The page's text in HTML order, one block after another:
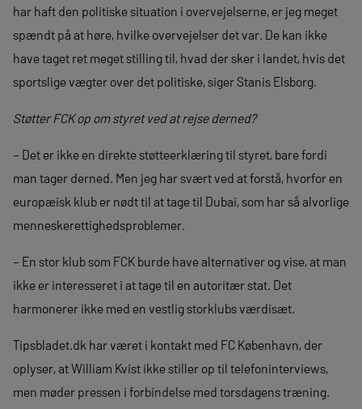
har haft den politiske situation i overvejelserne, er jeg meget
spændt på at høre, hvilke overvejelser det var. De kan ikke
have taget ret meget stilling til, hvad der sker i landet, hvis det
sportslige vægter over det politiske, siger Stanis Elsborg.
Støtter FCK op om styret ved at rejse derned?
– Det er ikke en direkte støtteerklæring til styret, bare fordi
man tager derned. Men jeg har svært ved at forstå, hvorfor en
europæisk klub er nødt til at tage til Dubai, som har så alvorlige
menneskerettighedsproblemer.
– En stor klub som FCK burde have alternativer og vise, at man
ikke er interesseret i at tage til en autoritær stat. Det
harmonerer ikke med en vestlig storklubs værdisæt.
Tipsbladet.dk har været i kontakt med FC København, der
oplyser, at William Kvist ikke stiller op til telefoninterviews,
men møder pressen i forbindelse med torsdagens træning.